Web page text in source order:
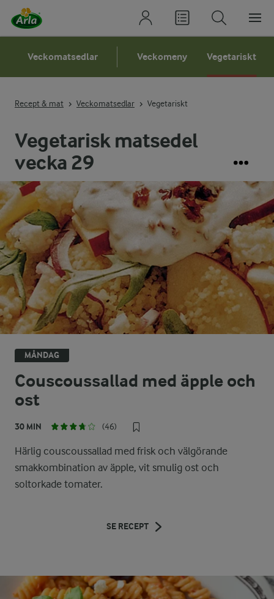
Veckomatsedlar Veckomeny Vegetariskt
Recept & mat Veckomatsedlar Vegetariskt
Vegetarisk matsedel
vecka 29
MÅNDAG
Couscoussallad med äpple och
ost
30 MIN (46)
Härlig couscoussallad med frisk och välgörande
smakkombination av äpple, vit smulig ost och
soltorkade tomater.
SE RECEPT